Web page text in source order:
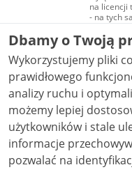
na licencji
- na tych
Materiały
audio i
Creative
NC-ND
Dbamy o Twoją
Wykorzystujemy pliki
prawidłowego
analizy ruchu i optymalizacji
możemy lepiej
użytkowników i stale ulepszać
informacje
pozwalać na